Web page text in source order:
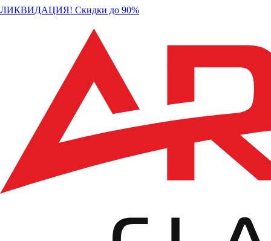
ЛИКВИДАЦИЯ! Скидки до 90%